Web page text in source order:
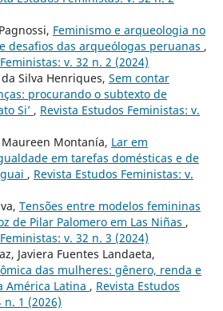
Feminismo e arqueologia no
desafios das arqueólogas peruanas ,
v. 32 n. 2 (2024)
Silva Henriques, Sem contar
procurando o subtexto de
Si’ , Revista Estudos Feministas: v.
Montanía, Lar em
em tarefas domésticas e de
, Revista Estudos Feministas: v.
Tensões entre modelos femininas
de Pilar Palomero em Las Niñas ,
v. 32 n. 3 (2024)
Javiera Fuentes Landaeta,
das mulheres: gênero, renda e
América Latina , Revista Estudos
n. 1 (2026)